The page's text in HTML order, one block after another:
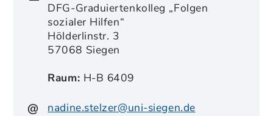
DFG-Graduiertenkolleg „Folgen
sozialer Hilfen“
Hölderlinstr. 3
57068 Siegen
Raum: H-B 6409
nadine.stelzer@uni-siegen.de